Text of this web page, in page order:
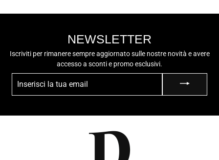
NEWSLETTER
Iscriviti per rimanere sempre aggiornato sulle nostre novità e avere
accesso a sconti e promo esclusivi.